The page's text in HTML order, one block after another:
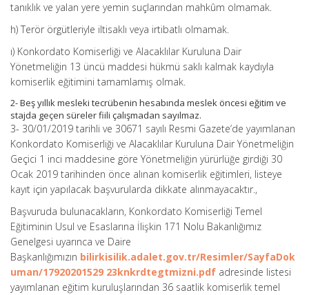
tanıklık ve yalan yere yemin suçlarından mahkûm olmamak.
h) Terör örgütleriyle iltisaklı veya irtibatlı olmamak.
ı) Konkordato Komiserliği ve Alacaklılar Kuruluna Dair
Yönetmeliğin 13 üncü maddesi hükmü saklı kalmak kaydıyla
komiserlik eğitimini tamamlamış olmak.
2- Beş yıllık mesleki tecrübenin hesabında meslek öncesi eğitim ve
stajda geçen süreler fiili çalışmadan sayılmaz.
3- 30/01/2019 tarihli ve 30671 sayılı Resmi Gazete’de yayımlanan
Konkordato Komiserliği ve Alacaklılar Kuruluna Dair Yönetmeliğin
Geçici 1 inci maddesine göre Yönetmeliğin yürürlüğe girdiği 30
Ocak 2019 tarihinden önce alınan komiserlik eğitimleri, listeye
kayıt için yapılacak başvurularda dikkate alınmayacaktır.,
Başvuruda bulunacakların, Konkordato Komiserliği Temel
Eğitiminin Usul ve Esaslarına İlişkin 171 Nolu Bakanlığımız
Genelgesi uyarınca ve Daire
Başkanlığımızın bilirkisilik.adalet.gov.tr/Resimler/SayfaDok
uman/17920201529 23knkrdtegtmizni.pdf adresinde listesi
yayımlanan eğitim kuruluşlarından 36 saatlik komiserlik temel